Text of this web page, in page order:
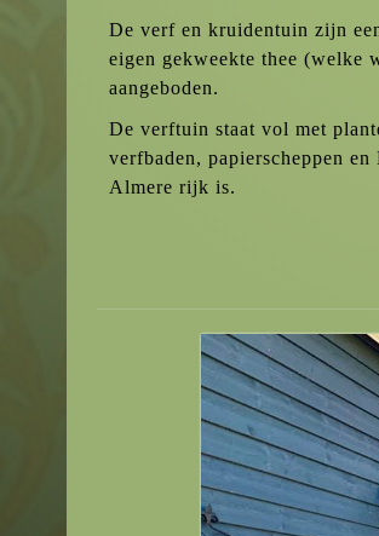
De verf en kruidentuin zijn
eigen gekweekte thee (welke
aangeboden.
De verftuin staat vol met
verfbaden, papierscheppen
Almere rijk is.